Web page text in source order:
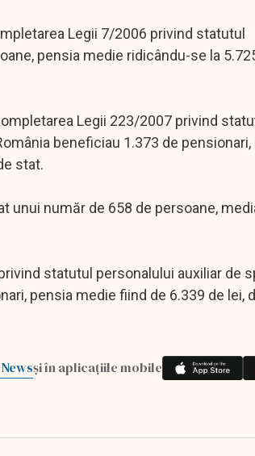
Legii 7/2006 privind statutul
pensia medie ridicându-se la
Legii 223/2007 privind
beneficiau 1.373 de pensionari,
stat.
unui număr de 658 de persoane,
statutul personalului auxiliar de
pensia medie fiind de 6.339 de lei,
și în aplicațiile mobile